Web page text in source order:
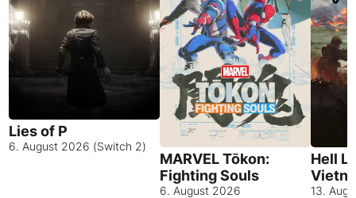
Lies of P
6. August 2026 (Switch 2)
MARVEL Tōkon:
Fighting Souls
6. August 2026
Hell
13.